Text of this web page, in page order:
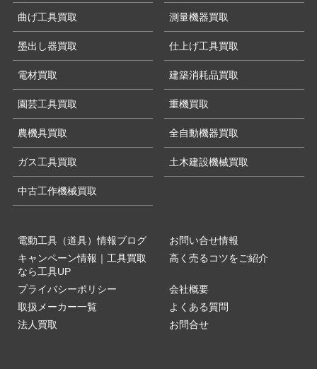
曲げ工具買取 測量機器買取
墨出し器買取 仕上げ工具買取
電材買取 建築消耗品買取
園芸工具買取 重機買取
農機具買取 全自動機器買取
ガス工具買取 土木建設機械買取
中古工作機械買取
電動工具（道具）情報ブログ
お問い合せ情報
キャンペーン情報｜工具買取
なら工具UP
高く売るコツをご紹介
プライバシーポリシー
会社概要
取扱メーカー一覧
よくある質問
法人買取
お問合せ